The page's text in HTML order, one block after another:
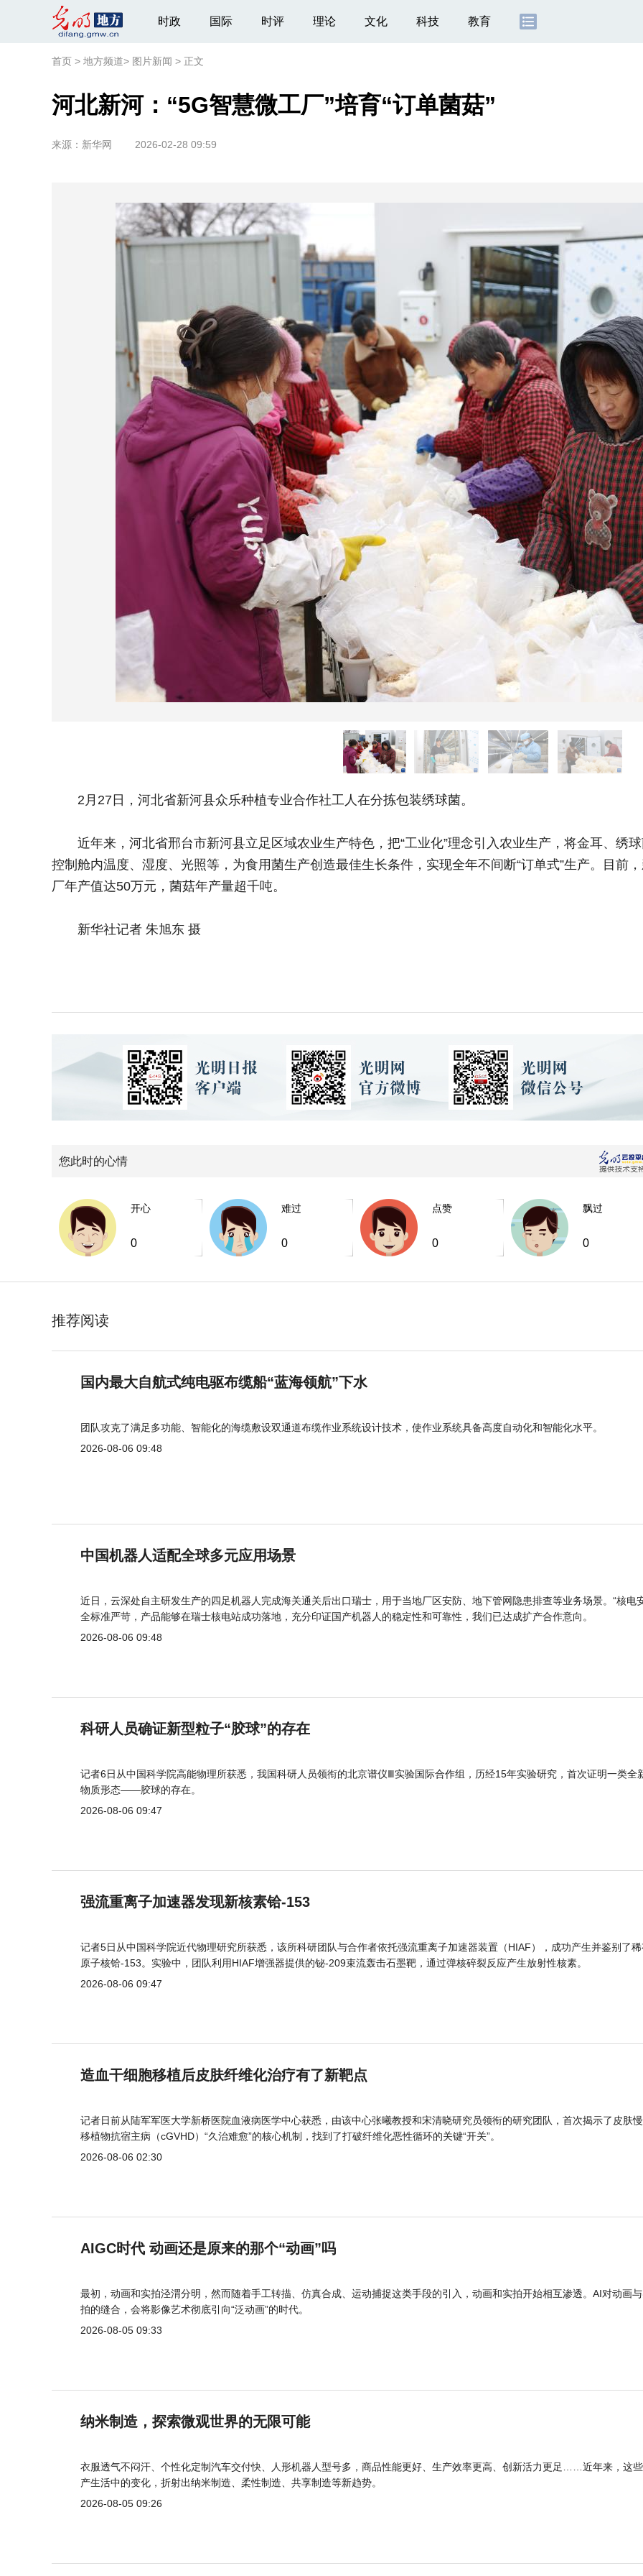
时政 国际 时评 理论 文化 科技 教育
首页 > 地方频道> 图片新闻 > 正文
河北新河：“5G智慧微工厂”培育“订单菌菇”
来源： 新华网 2026-02-28 09:59
2月27日，河北省新河县众乐种植专业合作社工人在分拣包装绣球菌。
近年来，河北省邢台市新河县立足区域农业生产特色，把“工业化”理念引入农业生产，将金耳、绣球
控制舱内温度、湿度、光照等，为食用菌生产创造最佳生长条件，实现全年不间断“订单式”生产。目前
厂年产值达50万元，菌菇年产量超千吨。
新华社记者 朱旭东 摄
您此时的心情
开心
0
难过
0
点赞
0
飘过
0
推荐阅读
国内最大自航式纯电驱布缆船“蓝海领航”下水
团队攻克了满足多功能、智能化的海缆敷设双通道布缆作业系统设计技术，使作业系统具备高度自动化和智能化水平。
2026-08-06 09:48
中国机器人适配全球多元应用场景
近日，云深处自主研发生产的四足机器人完成海关通关后出口瑞士，用于当地厂区安防、地下管网隐患排查等业务场景。“核电
全标准严苛，产品能够在瑞士核电站成功落地，充分印证国产机器人的稳定性和可靠性，我们已达成扩产合作意向。
2026-08-06 09:48
科研人员确证新型粒子“胶球”的存在
记者6日从中国科学院高能物理所获悉，我国科研人员领衔的北京谱仪Ⅲ实验国际合作组，历经15年实验研究，首次证明一类全
物质形态——胶球的存在。
2026-08-06 09:47
强流重离子加速器发现新核素铪-153
记者5日从中国科学院近代物理研究所获悉，该所科研团队与合作者依托强流重离子加速器装置（HIAF），成功产生并鉴别了
原子核铪-153。实验中，团队利用HIAF增强器提供的铋-209束流轰击石墨靶，通过弹核碎裂反应产生放射性核素。
2026-08-06 09:47
造血干细胞移植后皮肤纤维化治疗有了新靶点
记者日前从陆军军医大学新桥医院血液病医学中心获悉，由该中心张曦教授和宋清晓研究员领衔的研究团队，首次揭示了皮肤
移植物抗宿主病（cGVHD）“久治难愈”的核心机制，找到了打破纤维化恶性循环的关键“开关”。
2026-08-06 02:30
AIGC时代 动画还是原来的那个“动画”吗
最初，动画和实拍泾渭分明，然而随着手工转描、仿真合成、运动捕捉这类手段的引入，动画和实拍开始相互渗透。AI对动画
拍的缝合，会将影像艺术彻底引向“泛动画”的时代。
2026-08-05 09:33
纳米制造，探索微观世界的无限可能
衣服透气不闷汗、个性化定制汽车交付快、人形机器人型号多，商品性能更好、生产效率更高、创新活力更足……近年来，这
产生活中的变化，折射出纳米制造、柔性制造、共享制造等新趋势。
2026-08-05 09:26